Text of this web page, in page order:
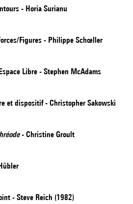
- Horia Surianu
Figures - Philippe Schœller
Libre - Stephen McAdams
et dispositif - Christopher Sakowski
- Christine Groult
- Steve Reich (1982)